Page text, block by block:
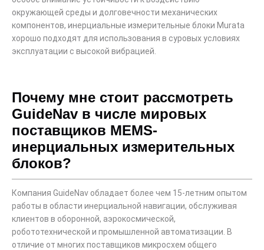
окружающей среды и долговечности механических
компонентов, инерциальные измерительные блоки Murata
хорошо подходят для использования в суровых условиях
эксплуатации с высокой вибрацией.
Почему мне стоит рассмотреть
GuideNav в числе мировых
поставщиков MEMS-
инерциальных измерительных
блоков?
Компания GuideNav обладает более чем 15-летним опытом
работы в области инерциальной навигации, обслуживая
клиентов в оборонной, аэрокосмической,
робототехнической и промышленной автоматизации. В
отличие от многих поставщиков микросхем общего